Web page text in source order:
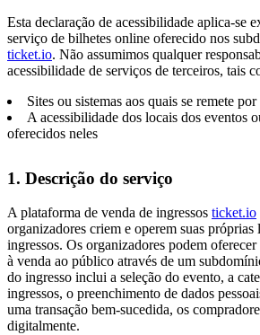
Esta declaração de acessibilidade aplica-se
serviço de bilhetes online oferecido nos
ticket.io. Não assumimos qualquer
acessibilidade de serviços de terceiros, tais
Sites ou sistemas aos quais se remete
A acessibilidade dos locais dos eventos
oferecidos neles
1. Descrição do serviço
A plataforma de venda de ingressos ticket.io
organizadores criem e operem suas próprias
ingressos. Os organizadores podem
à venda ao público através de um
do ingresso inclui a seleção do evento, a
ingressos, o preenchimento de dados
uma transação bem-sucedida, os
digitalmente.